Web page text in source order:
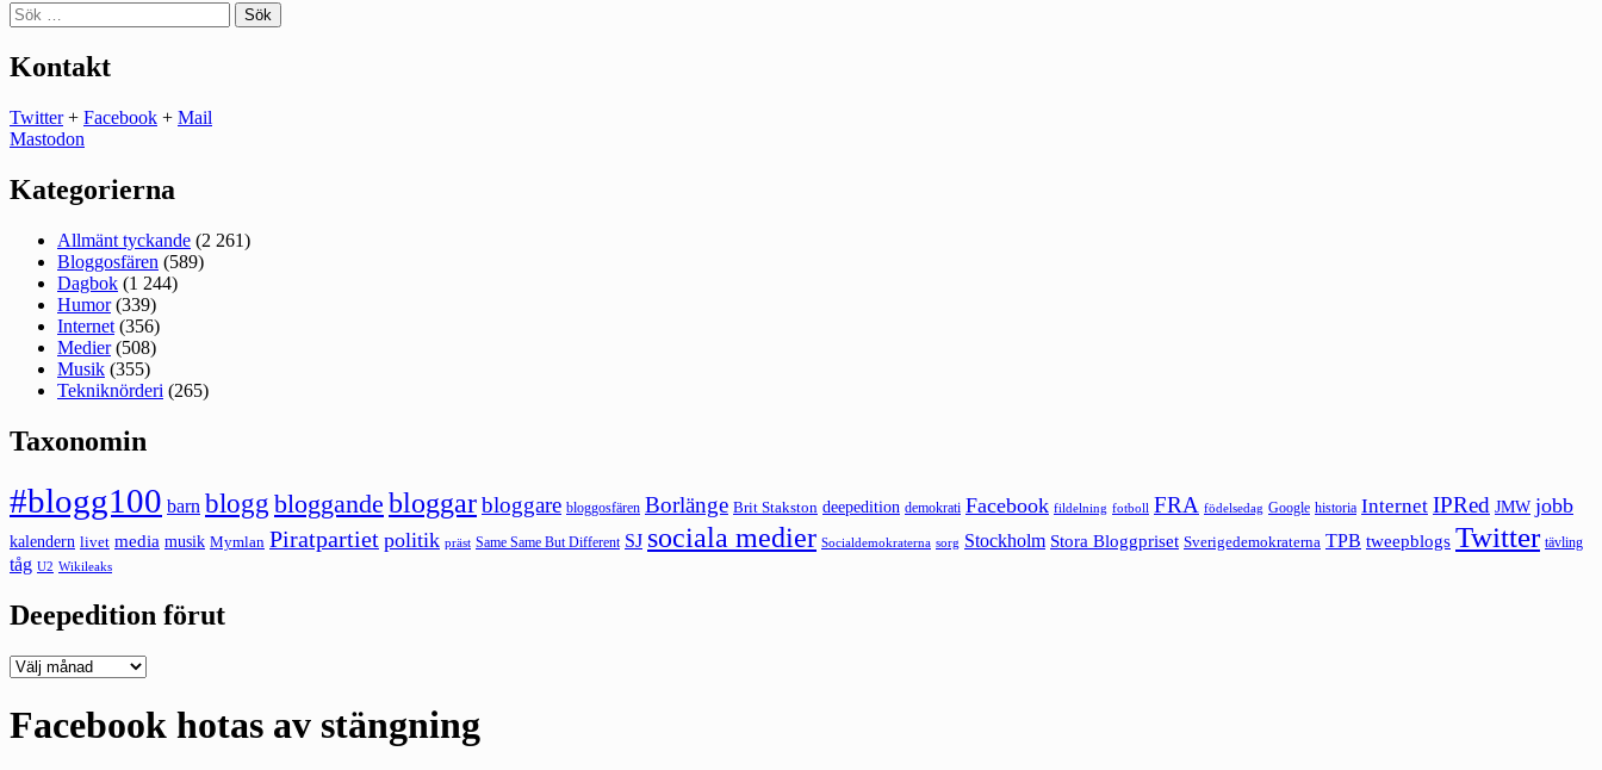
Sök
efter:
Kontakt
Twitter+ Facebook + Mail
Mastodon
Kategorierna
Allmänt tyckande (2 261)
Bloggosfären (589)
Dagbok (1 244)
Humor(339)
Internet (356)
Medier(508)
Musik (355)
Tekniknörderi (265)
Taxonomin
#blogg100 barn blogg bloggande bloggarbloggare bloggosfären Borlänge Brit Stakston deepedition demokrati Facebook fildelning fotboll FRA födelsedag Google historia Internet IPRed JMW jobb
kalendern livet media musik Mymlan Piratpartiet politik präst Same Same But Different SJ sociala medier Socialdemokraterna sorg Stockholm Stora Bloggpriset Sverigedemokraterna TPB tweepblogs Twitter tävling
tåg U2 Wikileaks
Deepedition förut
Deepedition
Facebook hotas av stängning